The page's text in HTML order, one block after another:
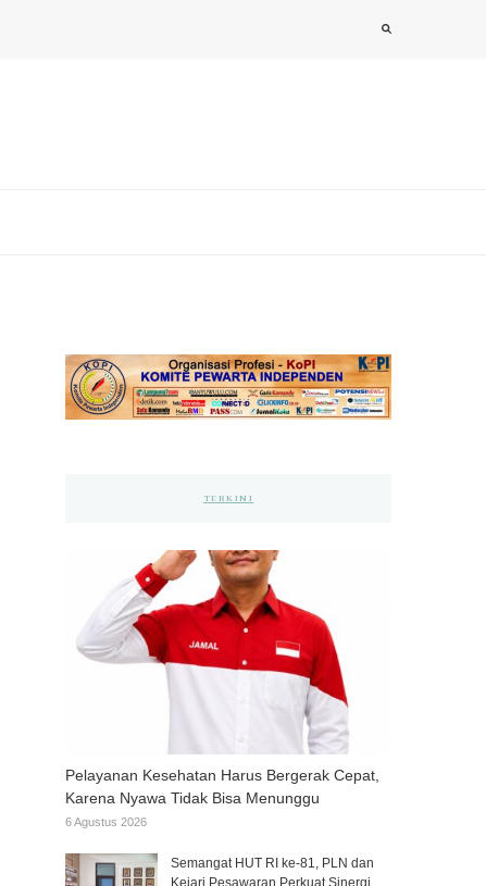
TERKINI
Pelayanan Kesehatan Harus Bergerak Cepat,
Karena Nyawa Tidak Bisa Menunggu
6 Agustus 2026
Semangat HUT RI ke-81, PLN dan